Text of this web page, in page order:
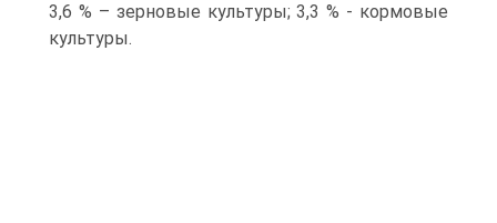
3,6 % – зерновые культуры; 3,3 % - кормовые
культуры.